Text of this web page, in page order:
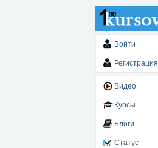
Войти
Регистрация
Видео
Курсы
Блоги
Статус